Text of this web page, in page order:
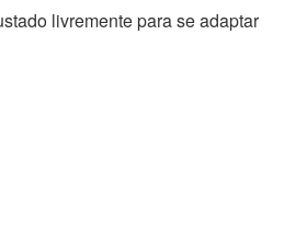
livremente para se adaptar